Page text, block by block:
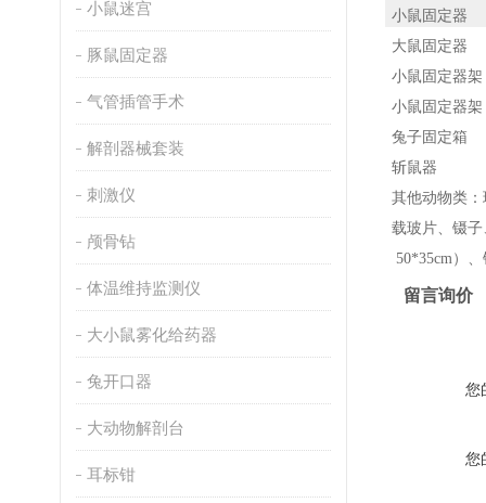
小鼠迷宫
豚鼠固定器
气管插管手术
解剖器械套装
刺激仪
颅骨钻
体温维持监测仪
大小鼠雾化给药器
兔开口器
大动物解剖台
耳标钳
小鼠固定器
大鼠固定器
小鼠固定器架
小鼠固定器架
兔子固定箱
斩鼠器
其他动物类
载玻片、镊
50*35cm）
留言询价
您
您